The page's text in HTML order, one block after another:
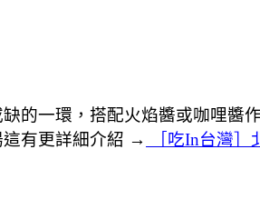
的一環，搭配火焰醬或咖哩
這有更詳細介紹 →
［吃In台灣